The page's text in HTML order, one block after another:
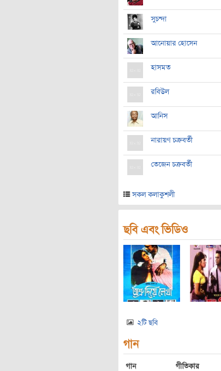
সুচন্দা
আনোয়ার হোসেন
হাসমত
রবিউল
আনিস
নারায়ণ চক্রবর্তী
তেজেন চক্রবর্তী
সকল কলাকুশলী
ছবি এবং ভিডিও
২টি ছবি
গান
গান
গীতিকার